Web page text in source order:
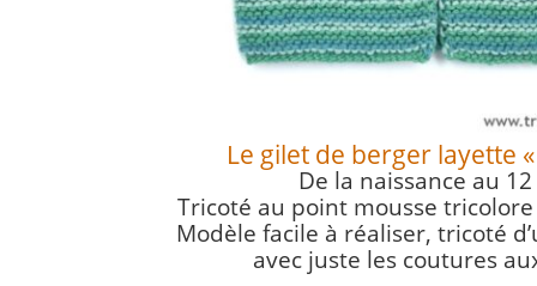
Le gilet de berger layette
De la naissance au
Tricoté au point mousse
Modèle facile à réaliser, tricoté
avec juste les coutures